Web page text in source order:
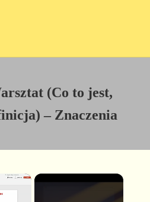
(Co to jest,
– Znaczenia
×